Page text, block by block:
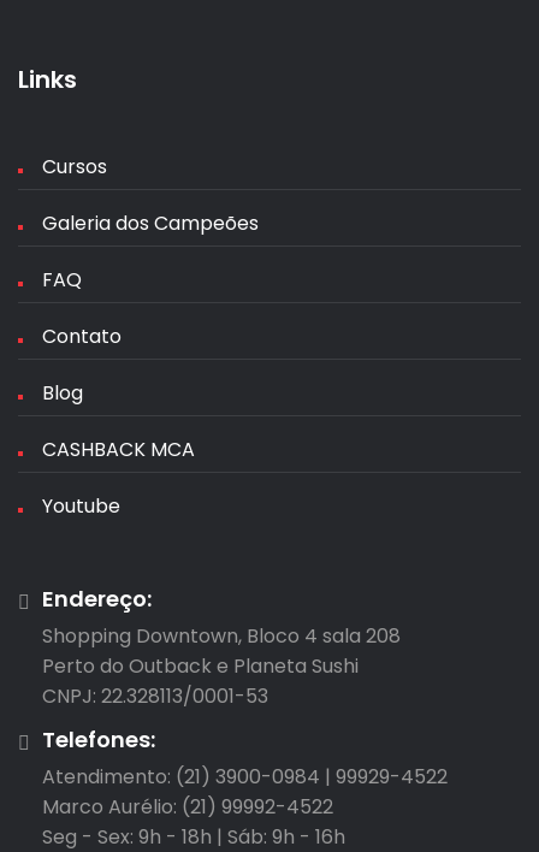
Links
Cursos
Galeria dos Campeões
FAQ
Contato
Blog
CASHBACK MCA
Youtube
Endereço:
Shopping Downtown, Bloco 4 sala 208
Perto do Outback e Planeta Sushi
CNPJ: 22.328113/0001-53
Telefones:
Atendimento: (21) 3900-0984 | 99929-4522
Marco Aurélio: (21) 99992-4522
Seg - Sex: 9h - 18h | Sáb: 9h - 16h